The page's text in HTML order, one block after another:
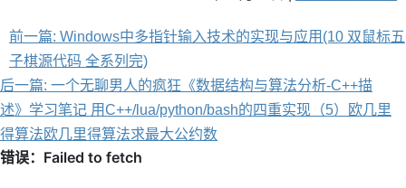
前一篇: Windows中多指针输入技术的实现与应用(10 双鼠标五
子棋源代码 全系列完)
后一篇: 一个无聊男人的疯狂《数据结构与算法分析-C++描
述》学习笔记 用C++/lua/python/bash的四重实现（5）欧几里
得算法欧几里得算法求最大公约数